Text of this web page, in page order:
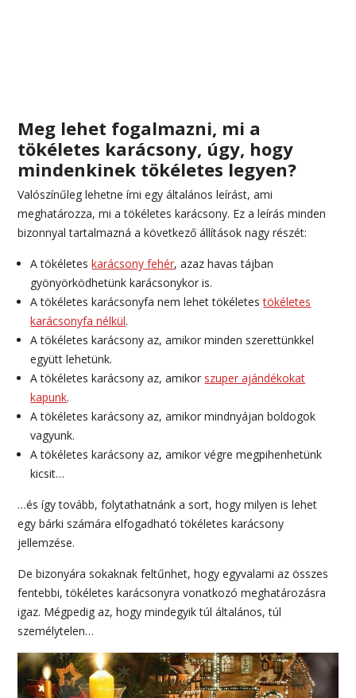
Meg lehet fogalmazni, mi a
tökéletes karácsony, úgy, hogy
mindenkinek tökéletes legyen?
Valószínűleg lehetne írni egy általános leírást, ami
meghatározza, mi a tökéletes karácsony. Ez a leírás minden
bizonnyal tartalmazná a következő állítások nagy részét:
A tökéleteskarácsony fehér, azaz havas tájban
gyönyörködhetünk karácsonykor is.
A tökéletes karácsonyfa nem lehet tökéletestökéletes
karácsonyfa nélkül.
A tökéletes karácsony az, amikor minden szerettünkkel
együtt lehetünk.
A tökéletes karácsony az, amikor szuper ajándékokat
kapunk.
A tökéletes karácsony az, amikor mindnyájan boldogok
vagyunk.
A tökéletes karácsony az, amikor végre megpihenhetünk
kicsit…
…és így tovább, folytathatnánk a sort, hogy milyen is lehet
egy bárki számára elfogadható tökéletes karácsony
jellemzése.
De bizonyára sokaknak feltűnhet, hogy egyvalami az összes
fentebbi, tökéletes karácsonyra vonatkozó meghatározásra
igaz. Mégpedig az, hogy mindegyik túl általános, túl
személytelen…